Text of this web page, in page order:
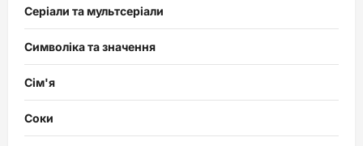
Серіали та мультсеріали
Символіка та значення
Сім'я
Соки